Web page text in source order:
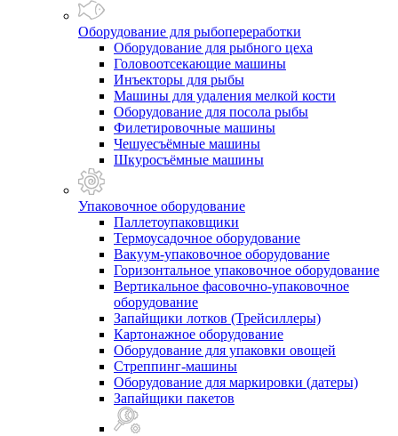
Оборудование для рыбопереработки
Оборудование для рыбного цеха
Головоотсекающие машины
Инъекторы для рыбы
Машины для удаления мелкой кости
Оборудование для посола рыбы
Филетировочные машины
Чешуесъёмные машины
Шкуросъёмные машины
Упаковочное оборудование
Паллетоупаковщики
Термоусадочное оборудование
Вакуум-упаковочное оборудование
Горизонтальное упаковочное оборудование
Вертикальное фасовочно-упаковочное
оборудование
Запайщики лотков (Трейсиллеры)
Картонажное оборудование
Оборудование для упаковки овощей
Стреппинг-машины
Оборудование для маркировки (датеры)
Запайщики пакетов